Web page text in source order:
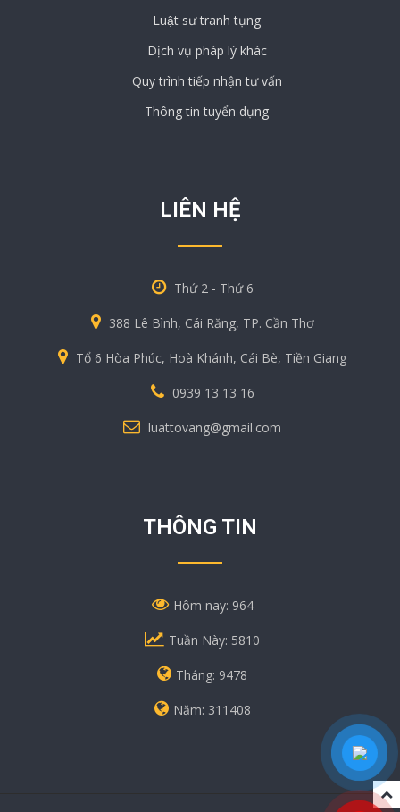
Luật sư tranh tụng
Dịch vụ pháp lý khác
Quy trình tiếp nhận tư vấn
Thông tin tuyển dụng
LIÊN HỆ
Thứ 2 - Thứ 6
388 Lê Bình, Cái Răng, TP. Cần Thơ
Tổ 6 Hòa Phúc, Hoà Khánh, Cái Bè, Tiền Giang
0939 13 13 16
luattovang@gmail.com
THÔNG TIN
Hôm nay: 964
Tuần Này: 5810
Tháng: 9478
Năm: 311408